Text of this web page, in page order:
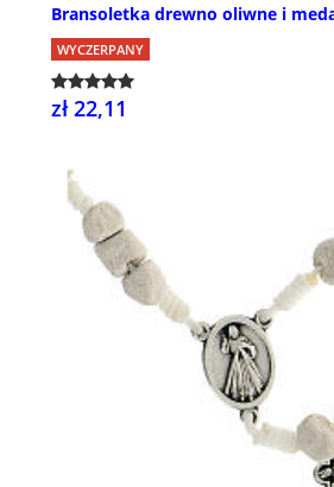
Bransoletka drewno oliwne i
WYCZERPANY
zł 22,11